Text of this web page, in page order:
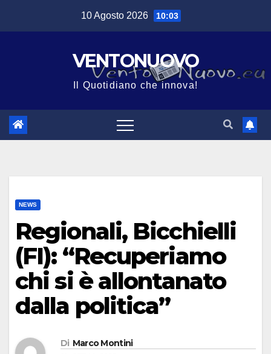
10 Agosto 2026 10:03
VENTONUOVO
Il Quotidiano che innova!
NEWS
Regionali, Bicchielli
(FI): “Recuperiamo
chi si è allontanato
dalla politica”
Di Marco Montini